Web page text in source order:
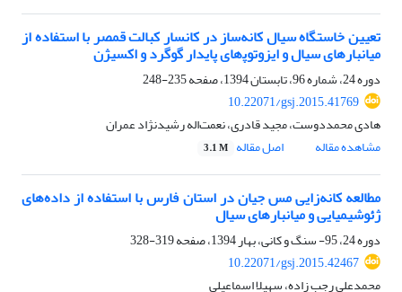
تعیین خاستگاه سیال کانه‌ساز در کانسار کبالت قمصر با استفاده از
میانبارهای سیال و ایزوتوپ‎‍‌های پایدار گوگرد و اکسیژن
دوره 24، شماره 96، تابستان 1394، صفحه
235-248
10.22071/gsj.2015.41769
هادی محمددوست، مجید قادری، نعمت‌اله رشیدنژاد عمران
مشاهده مقاله
اصل مقاله 3.1 M
مطالعه کانه‌زایی مس جیان در استان فارس با استفاده از داده‌های
ژئوشیمیایی و میانبارهای سیال
دوره 24، 95- سنگ و کانی، بهار 1394، صفحه
319-328
10.22071/gsj.2015.42467
محمدعلی رجب زاده، سهیلا اسماعیلی